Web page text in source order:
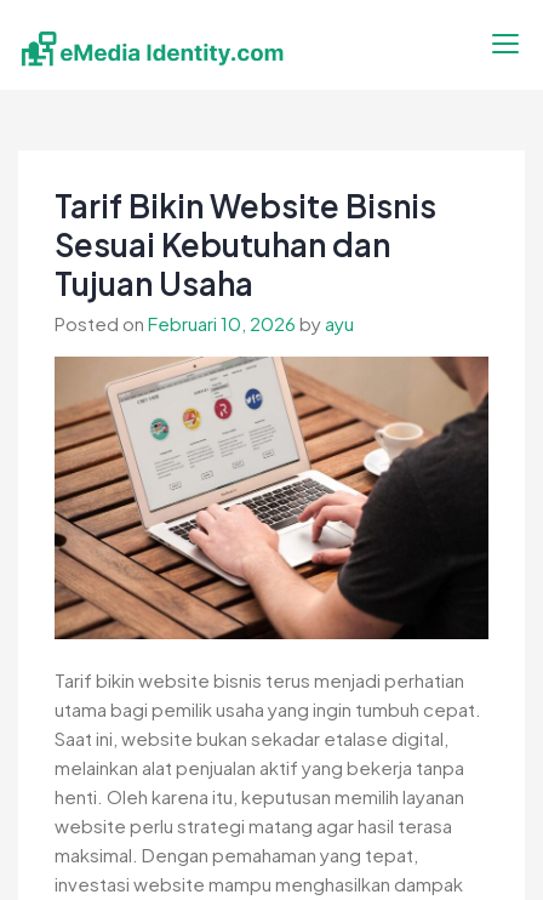
content
Tarif Bikin Website Bisnis
Sesuai Kebutuhan dan
Tujuan Usaha
Posted on Februari 10, 2026 byayu
Tarif bikin website bisnis terus menjadi perhatian
utama bagi pemilik usaha yang ingin tumbuh cepat.
Saat ini, website bukan sekadar etalase digital,
melainkan alat penjualan aktif yang bekerja tanpa
henti. Oleh karena itu, keputusan memilih layanan
website perlu strategi matang agar hasil terasa
maksimal. Dengan pemahaman yang tepat,
investasi website mampu menghasilkan dampak